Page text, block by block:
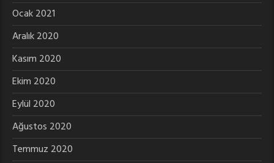
Ocak 2021
Aralık 2020
Kasım 2020
Ekim 2020
Eylül 2020
Ağustos 2020
Temmuz 2020